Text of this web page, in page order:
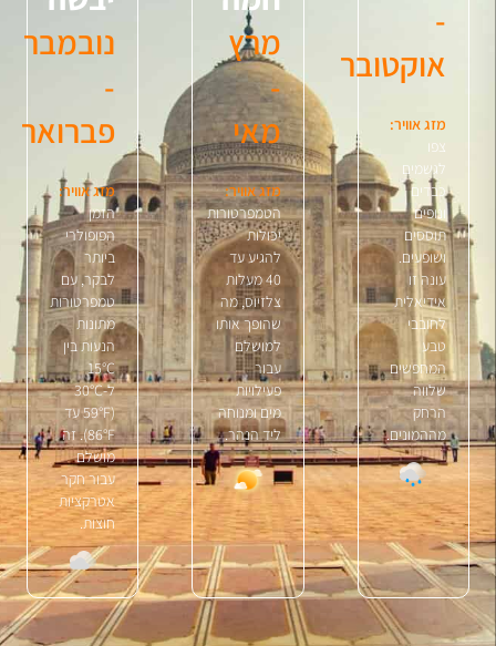
מפלי
קואנג
(Kuang
Si
Falls
-
אוקטובר
מזג אוויר:
צפו
לגשמים
כבדים
ונופים
תוססים
ושופעים.
עונה זו
אידיאלית
לחובבי
טבע
המחפשים
שלווה
הרחק
מההמונים.
מרץ
-
מאי
מזג אוויר:
הטמפרטורות
יכולות
להגיע עד
40 מעלות
צלזיוס, מה
שהופך אותו
למושלם
עבור
פעילויות
מים ומנוחה
ליד הנהר.
נובמבר
-
פברואר
מזג אוויר:
הזמן
הפופולרי
ביותר
לבקר, עם
טמפרטורות
מתונות
הנעות בין
15°C
ל-30°C
(59°F עד
86°F). זה
מושלם
עבור חקר
אטרקציות
חוצות.